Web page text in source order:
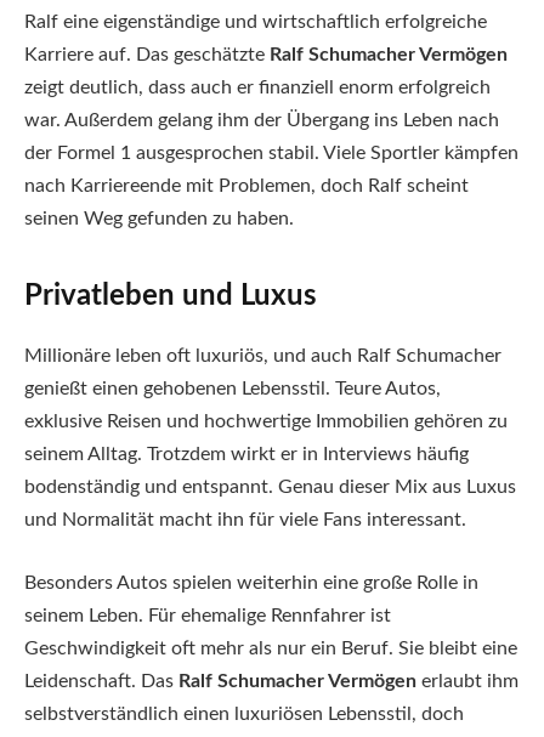
Ralf eine eigenständige und wirtschaftlich erfolgreiche
Karriere auf. Das geschätzte Ralf Schumacher Vermögen
zeigt deutlich, dass auch er finanziell enorm erfolgreich
war. Außerdem gelang ihm der Übergang ins Leben nach
der Formel 1 ausgesprochen stabil. Viele Sportler kämpfen
nach Karriereende mit Problemen, doch Ralf scheint
seinen Weg gefunden zu haben.
Privatleben und Luxus
Millionäre leben oft luxuriös, und auch Ralf Schumacher
genießt einen gehobenen Lebensstil. Teure Autos,
exklusive Reisen und hochwertige Immobilien gehören zu
seinem Alltag. Trotzdem wirkt er in Interviews häufig
bodenständig und entspannt. Genau dieser Mix aus Luxus
und Normalität macht ihn für viele Fans interessant.
Besonders Autos spielen weiterhin eine große Rolle in
seinem Leben. Für ehemalige Rennfahrer ist
Geschwindigkeit oft mehr als nur ein Beruf. Sie bleibt eine
Leidenschaft. Das Ralf Schumacher Vermögen erlaubt ihm
selbstverständlich einen luxuriösen Lebensstil, doch